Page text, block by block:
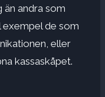
än andra som
exempel de som
eller
kassaskåpet.